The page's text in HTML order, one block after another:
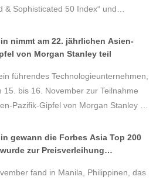
& Sophisticated 50 Index“ und
Aktie ausgewählt. Zum 12. Januar
Anteil bei 2,78 %.
nimmt am 22. jährlichen Asien-
von Morgan Stanley teil
führendes Technologieunternehmen,
15. bis 16. November zur Teilnahme
Pazifik-Gipfel von Morgan Stanley in
Konferenz für institutionelle
pazifischen Raum.
gewann die Forbes Asia Top 200
zur Preisverleihung
fand in Manila, Philippinen, das